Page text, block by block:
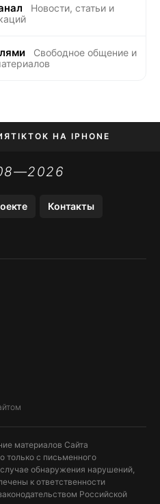
Новости, статьи и
Свободное общение и
TIKTOK НА IPHONE
Контакты
материалов Сайта
только с письменного
обнаружения нарушений,
к ответственности
Российской